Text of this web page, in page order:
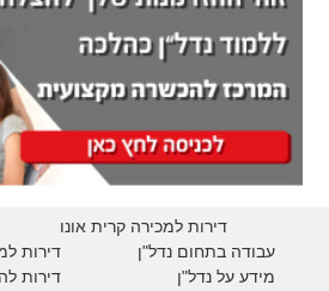
דירות למכירה קרית אונו
דירות
דירות
עבודה בתחום נדל"ן
מידע על נדל"ן